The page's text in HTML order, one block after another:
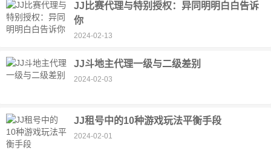
JJ比赛代理与特别授权：异同明明白白告诉
你
2024-02-13
JJ斗地主代理一级与二级差别
2024-02-03
JJ租号中的10种游戏玩法平衡手段
2024-02-01